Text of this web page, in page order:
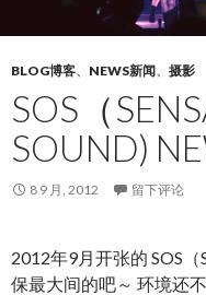
BLOG博客、 NEWS新闻、 摄影
SOS（
SOUND)
8 9 月, 2012 留下评论
2012年9月开张的 SOS
保最大间的吧～ 环境还